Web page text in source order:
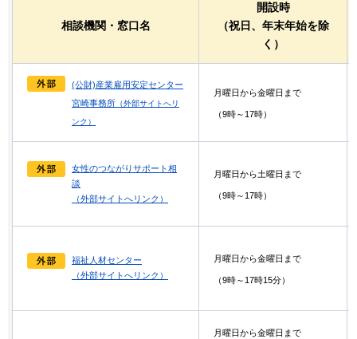
相談機関・窓口名
開設時
（祝日、年末年始を除
く）
(公財)産業雇用安定センター
宮崎事務所 （外部サイトへリ
ンク）
月曜日から金曜日まで
（9時～17時）
女性のつながりサポート相
談
（外部サイトへリンク）
月曜日から土曜日まで
（9時～17時）
福祉人材センター
（外部サイトへリンク）
月曜日から金曜日まで
（9時～17時15分）
月曜日から金曜日まで